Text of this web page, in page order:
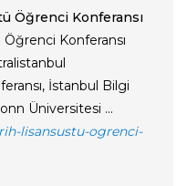
Öğrenci Konferansı
Konferansı
İstanbul Bilgi
Üniversitesi ...
lisansustu-ogrenci-